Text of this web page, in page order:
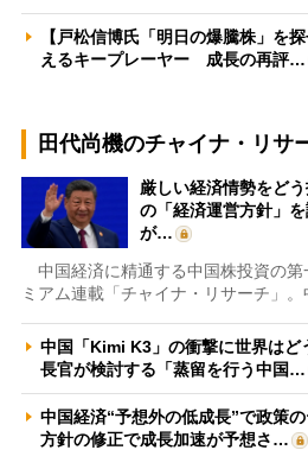
【戸松信博氏「明日の爆騰株」を
えるキープレーヤー 成長の再評…
田代尚機のチャイナ・リサ
厳しい経済情勢をど
の「経済運営方針」
が…
中国経済に精通する中国株投資の第
ミアム連載「チャイナ・リサーチ」。
中国「Kimi K3」の衝撃に世界は
長官が検討する「蒸留を行う中国…
中国経済“予想外の低成長”で政策
方針の修正で成長加速が予想さ…